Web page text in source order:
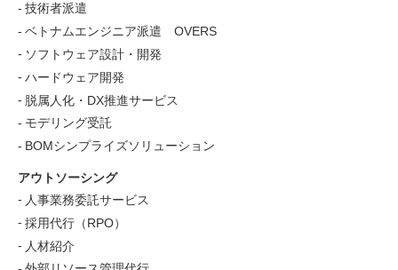
技術者派遣
ベトナムエンジニア派遣 OVERS
ソフトウェア設計・開発
ハードウェア開発
脱属人化・DX推進サービス
モデリング受託
BOMシンプライズソリューション
アウトソーシング
人事業務委託サービス
採用代行（RPO）
人材紹介